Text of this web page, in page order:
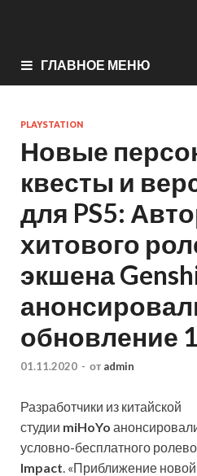
ГЛАВНОЕ МЕНЮ
PLAYSTATION
Новые
квесты и
для PS5:
хитового
экшена
обновление
01.11.2020 - от admin
Разработчики из китайской
студии miHoYo
условно-бесплатного
Impact . «Приближение